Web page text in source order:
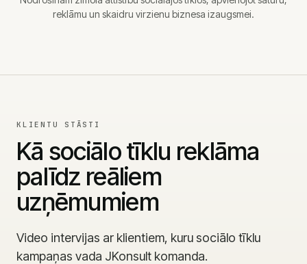
reklāmu un skaidru virzienu biznesa izaugsmei.
KLIENTU STĀSTI
Kā sociālo tīklu reklāma
palīdz reāliem
uzņēmumiem
Video intervijas ar klientiem, kuru sociālo tīklu
kampaņas vada JKonsult komanda.